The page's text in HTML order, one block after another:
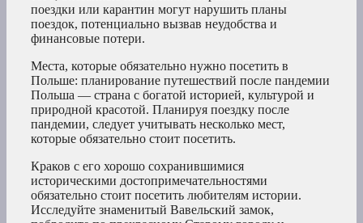
поездки или карантин могут нарушить планы
поездок, потенциально вызвав неудобства и
финансовые потери.
Места, которые обязательно нужно посетить в
Польше: планирование путешествий после пандемии
Польша — страна с богатой историей, культурой и
природной красотой. Планируя поездку после
пандемии, следует учитывать несколько мест,
которые обязательно стоит посетить.
Краков с его хорошо сохранившимися
историческими достопримечательностями
обязательно стоит посетить любителям истории.
Исследуйте знаменитый Вавельский замок,